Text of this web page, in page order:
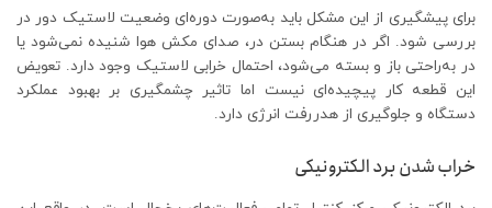
برای پیشگیری از این مشکل باید به‌صورت دوره‌ای وضعیت لاستیک دور در
بررسی شود. اگر در هنگام بستن در، صدای مکش هوا شنیده نمی‌شود یا
در به‌راحتی باز و بسته می‌شود، احتمال خرابی لاستیک وجود دارد. تعویض
این قطعه کار پیچیده‌ای نیست اما تاثیر چشمگیری بر بهبود عملکرد
دستگاه و جلوگیری از هدررفت انرژی دارد.
خراب شدن برد الکترونیکی